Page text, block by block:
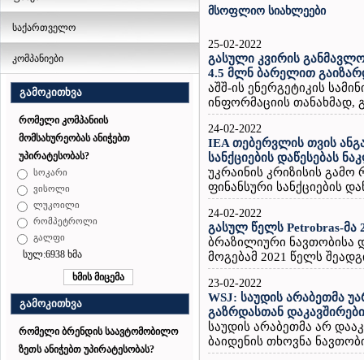
საქართველო
კომპანიები
გამოკითხვა
რომელი კომპანიის
მომსახურეობას ანიჭებთ
უპირატესობას?
სოკარი
ვისოლი
ლუკოილი
რომპეტროლი
გალფი
სულ:6938 ხმა
გამოკითხვა
რომელი ბრენდის საავტომობილო
ზეთს ანიჭებთ უპირატესობას?
მსოფლიო სიახლეები
25-02-2022
გასული კვირის
4.5 მლნ ბარელით
აშშ-ის ენერგეტიკის
ინფორმაციის თანახმად,
24-02-2022
IEA თებერვლის თვის
სანქციების დაწესებას
უკრაინის კრიზისის
ფინანსური სანქციების
24-02-2022
გასულ წელს Petrobras-
ბრაზილიური ნავთობისა
მოგებამ 2021 წელს
23-02-2022
WSJ: საუდის არაბეთმა
გაზრდასთან
საუდის არაბეთმა არ
ბაიდენის თხოვნა